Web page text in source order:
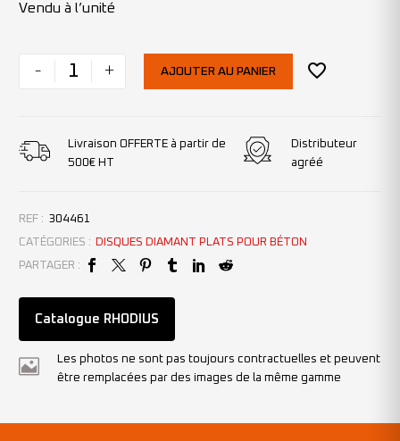
Vendu à l’unité
- + AJOUTER AU PANIER
Livraison OFFERTE à partir de
500€ HT
Distributeur
agréé
REF : 304461
CATÉGORIES :
DISQUES DIAMANT PLATS POUR BÉTON
PARTAGER :
Catalogue RHODIUS
Les photos ne sont pas toujours contractuelles et peuvent
être remplacées par des images de la même gamme